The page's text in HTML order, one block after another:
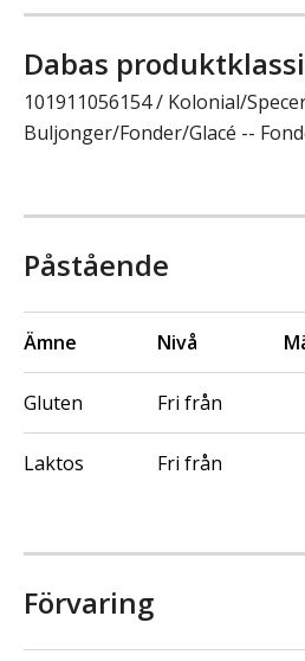
Dabas
101911056154 / Kolonial/
Buljonger/Fonder/Glacé --
Påstående
Ämne Nivå
Gluten Fri från
Laktos Fri från
Förvaring